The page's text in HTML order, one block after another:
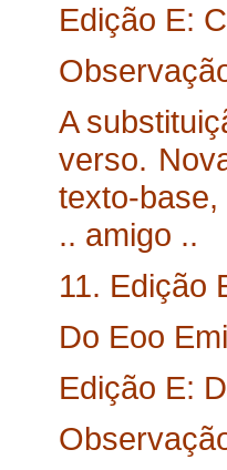
Edição E:
A
verso.
texto-
.. amigo ..
11. Edição
Do Eoo
Edição E: